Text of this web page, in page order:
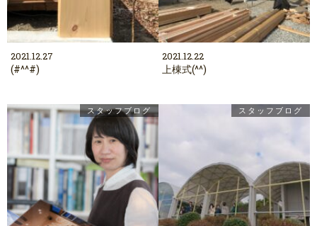
2021.12.27
(#^^#)
2021.12.22
上棟式(^^)
スタッフブログ スタッフブログ